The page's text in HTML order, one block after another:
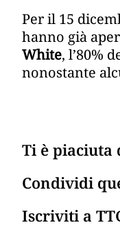
Per il 15
hanno già
White, l’80%
nonostante
Ti è piaciuta
Condividi
Iscriviti a